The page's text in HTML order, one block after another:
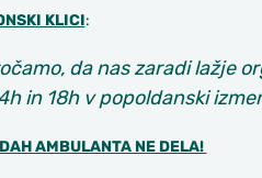
KLICI:
da nas zaradi lažje
in 18h v popoldanski
AMBULANTA NE DELA!